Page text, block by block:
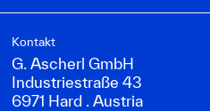
Kontakt
G. Ascherl GmbH
Industriestraße 43
6971 Hard . Austria